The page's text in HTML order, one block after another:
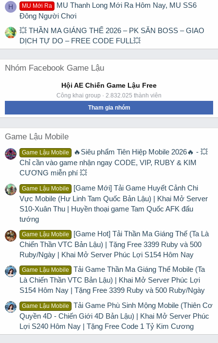
H MU Mới Ra
MU Thanh Long Mới Ra Hôm Nay, MU SS6
Đông Người Chơi
💥 THẦN MA GIÁNG THẾ 2026 – PK SĂN BOSS – GIAO
DỊCH TỰ DO – FREE CODE FULL💥
Nhóm Facebook Game Lậu
Hội AE Chiến Game Lậu Free
Công khai group · 2.832.025 thành viên
Tham gia nhóm
Game Lậu Mobile
Game Lậu Mobile
🔥Siêu phẩm Tiên Hiệp Mobile 2026🔥 - 💥
Chỉ cần vào game nhận ngay CODE, VIP, RUBY & KIM
CƯƠNG miễn phí 💥
Game Lậu Mobile
[Game Mới] Tải Game Huyết Cảnh Chi
Vực Mobile (Hư Linh Tam Quốc Bản Lậu) | Khai Mở Server
S10-Xuân Thu | Huyền thoại game Tam Quốc AFK đấu
tướng
Game Lậu Mobile
[Game Hot] Tải Thần Ma Giáng Thế (Ta Là
Chiến Thần VTC Bản Lậu) | Tặng Free 3399 Ruby và 500
Ruby/Ngày | Khai Mở Server Phúc Lợi S154 Hôm Nay
Game Lậu Mobile
Tải Game Thần Ma Giáng Thế Mobile (Ta
Là Chiến Thần VTC Bản Lậu) | Khai Mở Server Phúc Lợi
S154 Hôm Nay | Tặng Free 3399 Ruby và 500 Ruby/Ngày
Game Lậu Mobile
Tải Game Phù Sinh Mộng Mobile (Thiên Cơ
Quyền 4D - Chiến Giới 4D Bản Lậu) | Khai Mở Server Phúc
Lợi S240 Hôm Nay | Tặng Free Code 1 Tỷ Kim Cương